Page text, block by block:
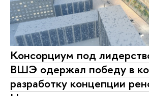
Консорциум под
ВШЭ одержал победу в
разработку концепции